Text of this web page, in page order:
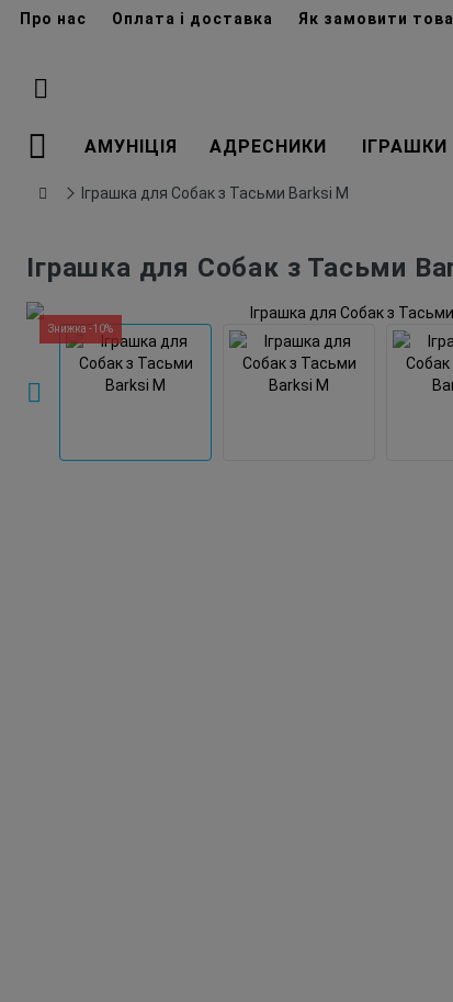
Про нас Оплата і доставка Як замовити
АМУНІЦІЯ АДРЕСНИКИ ІГРАШКИ
Іграшка для Собак з Тасьми Barksi M
Іграшка для Собак з Тасьми
Знижка -10%